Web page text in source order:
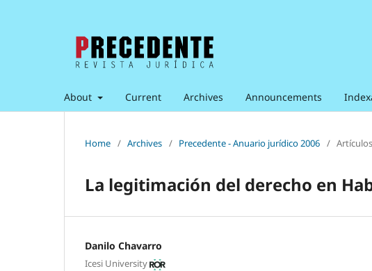
About Current Archives Announcements
Home / Archives / Precedente - Anuario jurídico 2006 / Artículos
La legitimación del derecho en
Danilo Chavarro
Icesi University